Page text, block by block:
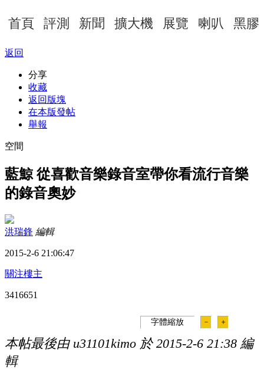
首頁 評測 新聞 擴大機 展覽 喇叭 黑膠
返回
分享
收藏
返回版塊
在本版發帖
舉報
空間
藍鯨 從喜歡音樂錄音室帶你看流行音樂
的錄音奧妙
洪瑞鋒 編輯
2015-2-6 21:06:47
關注樓主
3416651
字體縮放 － ＋
本帖最後由 u31101kimo 於 2015-2-6 21:38 編
輯